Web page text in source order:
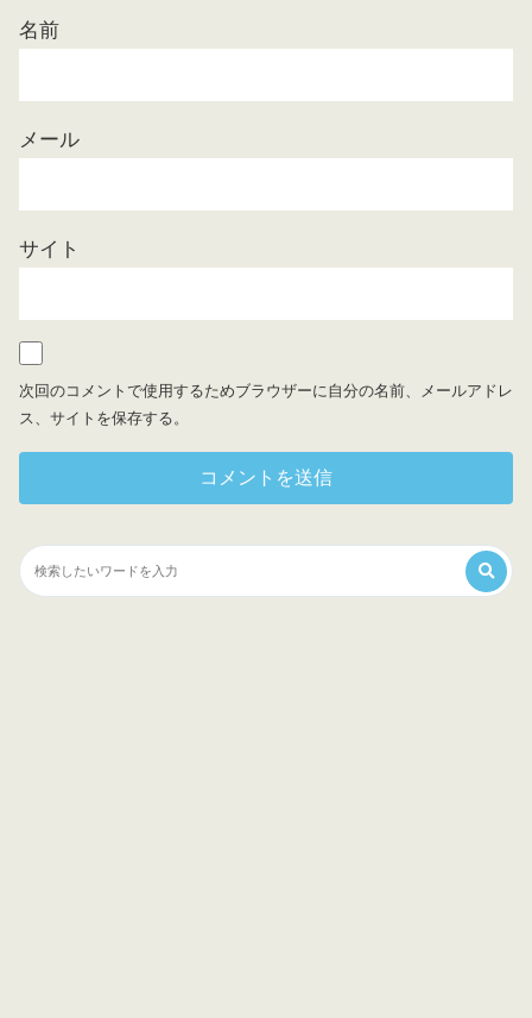
名前
メール
サイト
次回のコメントで使用するためブラウザーに自分の名前、メールアドレ
ス、サイトを保存する。